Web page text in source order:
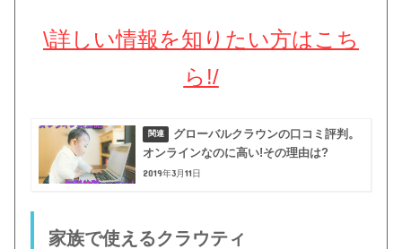
\詳しい情報を知りたい方はこち
ら!/
グローバルクラウンの口コミ評判。
オンラインなのに高い!その理由は?
2019年3月11日
家族で使えるクラウティ